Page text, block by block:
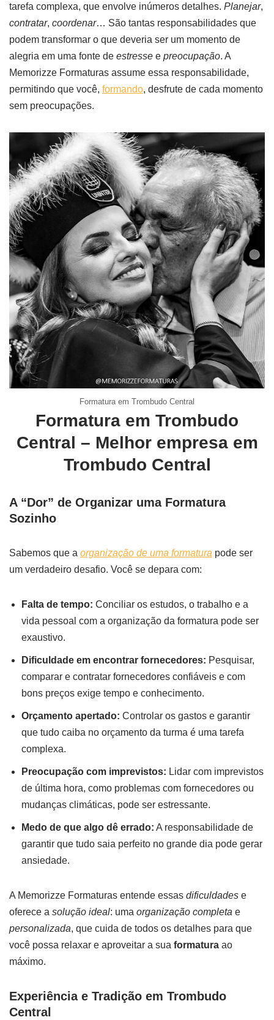
tarefa complexa, que envolve inúmeros detalhes. Planejar,
contratar, coordenar… São tantas responsabilidades que
podem transformar o que deveria ser um momento de
alegria em uma fonte de estresse e preocupação. A
Memorizze Formaturas assume essa responsabilidade,
permitindo que você, formando, desfrute de cada momento
sem preocupações.
Formatura em Trombudo Central
Formatura em Trombudo
Central – Melhor empresa em
Trombudo Central
A “Dor” de Organizar uma Formatura
Sozinho
Sabemos que a organização de uma formatura pode ser
um verdadeiro desafio. Você se depara com:
Falta de tempo: Conciliar os estudos, o trabalho e a
vida pessoal com a organização da formatura pode ser
exaustivo.
Dificuldade em encontrar fornecedores: Pesquisar,
comparar e contratar fornecedores confiáveis e com
bons preços exige tempo e conhecimento.
Orçamento apertado: Controlar os gastos e garantir
que tudo caiba no orçamento da turma é uma tarefa
complexa.
Preocupação com imprevistos: Lidar com imprevistos
de última hora, como problemas com fornecedores ou
mudanças climáticas, pode ser estressante.
Medo de que algo dê errado: A responsabilidade de
garantir que tudo saia perfeito no grande dia pode gerar
ansiedade.
A Memorizze Formaturas entende essas dificuldades e
oferece a solução ideal: uma organização completa e
personalizada, que cuida de todos os detalhes para que
você possa relaxar e aproveitar a sua formatura ao
máximo.
Experiência e Tradição em Trombudo
Central